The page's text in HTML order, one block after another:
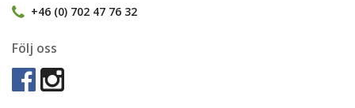
+46 (0) 702 47 76 32
Följ oss